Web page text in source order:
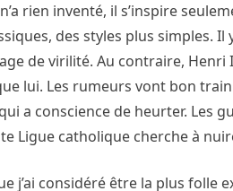
rien inventé, il s’inspire
des styles plus simples.
de virilité. Au contraire,
lui. Les rumeurs vont bon
a conscience de heurter. Les
Ligue catholique cherche à
j’ai considéré être la plus folle